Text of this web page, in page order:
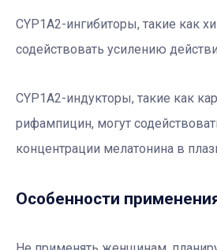
CYP1A2-ингибиторы, такие как
содействовать усилению
CYP1A2-индукторы, такие как
рифампицин, могут
концентрации мелатонина в
Особенности